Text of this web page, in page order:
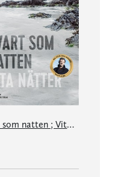
Svart som natten ; Vita nätter